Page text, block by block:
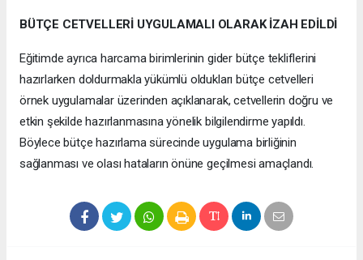
BÜTÇE CETVELLERİ UYGULAMALI OLARAK İZAH EDİLDİ
Eğitimde ayrıca harcama birimlerinin gider bütçe tekliflerini
hazırlarken doldurmakla yükümlü oldukları bütçe cetvelleri
örnek uygulamalar üzerinden açıklanarak, cetvellerin doğru ve
etkin şekilde hazırlanmasına yönelik bilgilendirme yapıldı.
Böylece bütçe hazırlama sürecinde uygulama birliğinin
sağlanması ve olası hataların önüne geçilmesi amaçlandı.